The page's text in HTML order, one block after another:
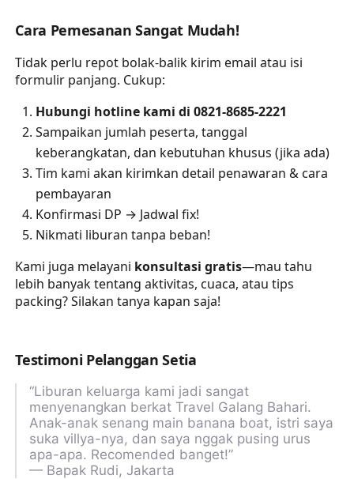
Cara Pemesanan Sangat Mudah!
Tidak perlu repot bolak-balik kirim email atau isi
formulir panjang. Cukup:
Hubungi hotline kami di 0821-8685-2221
Sampaikan jumlah peserta, tanggal
keberangkatan, dan kebutuhan khusus (jika ada)
Tim kami akan kirimkan detail penawaran & cara
pembayaran
Konfirmasi DP → Jadwal fix!
Nikmati liburan tanpa beban!
Kami juga melayani konsultasi gratis—mau tahu
lebih banyak tentang aktivitas, cuaca, atau tips
packing? Silakan tanya kapan saja!
Testimoni Pelanggan Setia
“Liburan keluarga kami jadi sangat
menyenangkan berkat Travel Galang Bahari.
Anak-anak senang main banana boat, istri saya
suka villya-nya, dan saya nggak pusing urus
apa-apa. Recomended banget!”
— Bapak Rudi, Jakarta